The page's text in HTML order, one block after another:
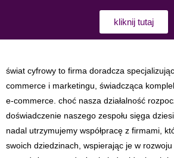
kliknij tutaj
świat cyfrowy to firma doradcza
commerce i marketingu, świadcząca
e-commerce. choć nasza działalność
doświadczenie naszego zespołu sięga
nadal utrzymujemy współpracę z firmami,
swoich dziedzinach, wspierając je w